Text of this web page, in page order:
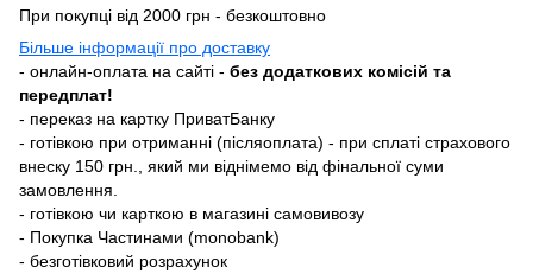
При покупці від 2000 грн - безкоштовно
Більше інформації про доставку
- онлайн-оплата на сайті - без додаткових комісій та
передплат!
- переказ на картку ПриватБанку
- готівкою при отриманні (післяоплата) - при сплаті страхового
внеску 150 грн., який ми віднімемо від фінальної суми
замовлення.
- готівкою чи карткою в магазині самовивозу
- Покупка Частинами (monobank)
- безготівковий розрахунок